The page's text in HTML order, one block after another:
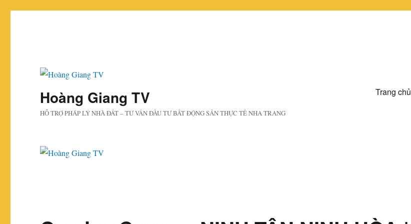
Hoàng Giang TV
HỖ TRỢ PHÁP LÝ NHÀ ĐẤT – TƯ VẤN ĐẦU TƯ BẤT ĐỘNG SẢN THỰC TẾ NHA TRANG
Trang chủ